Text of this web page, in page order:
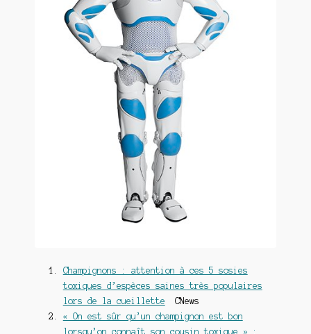
Champignons : attention à ces 5 sosies
toxiques d’espèces saines très populaires
lors de la cueillette CNews
« On est sûr qu’un champignon est bon
lorsqu’on connaît son cousin toxique » :